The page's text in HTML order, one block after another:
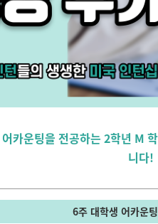
카운팅을 전공하는 2학년 M
니다!
6주 대학생 어카운